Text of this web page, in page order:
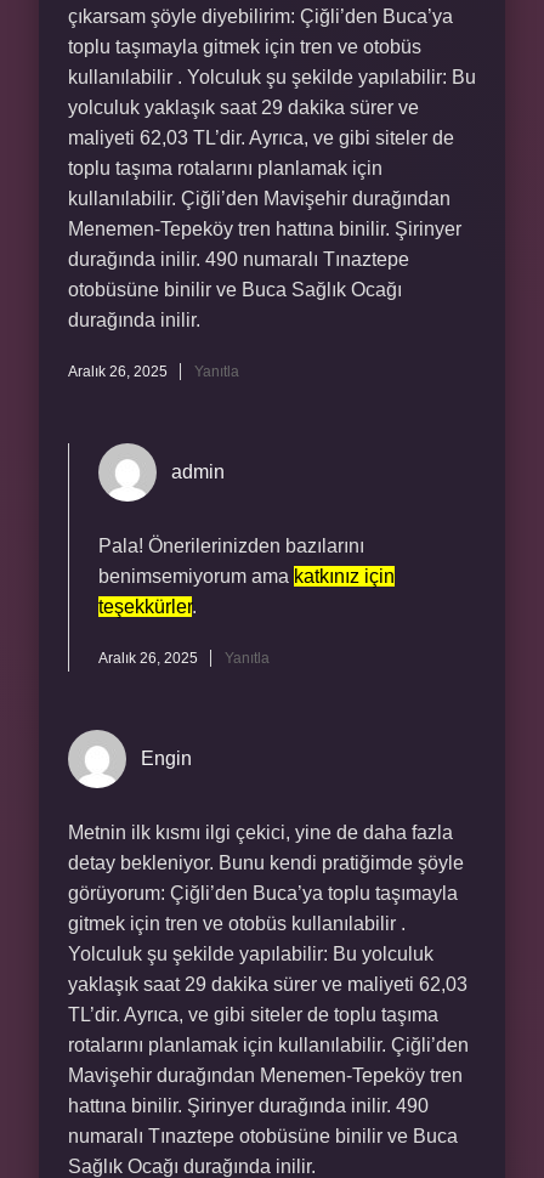
çıkarsam şöyle diyebilirim: Çiğli’den Buca’ya
toplu taşımayla gitmek için tren ve otobüs
kullanılabilir . Yolculuk şu şekilde yapılabilir: Bu
yolculuk yaklaşık saat 29 dakika sürer ve
maliyeti 62,03 TL’dir. Ayrıca, ve gibi siteler de
toplu taşıma rotalarını planlamak için
kullanılabilir. Çiğli’den Mavişehir durağından
Menemen-Tepeköy tren hattına binilir. Şirinyer
durağında inilir. 490 numaralı Tınaztepe
otobüsüne binilir ve Buca Sağlık Ocağı
durağında inilir.
Aralık 26, 2025 Yanıtla
admin
Pala! Önerilerinizden bazılarını
benimsemiyorum ama katkınız için
teşekkürler.
Aralık 26, 2025 Yanıtla
Engin
Metnin ilk kısmı ilgi çekici, yine de daha fazla
detay bekleniyor. Bunu kendi pratiğimde şöyle
görüyorum: Çiğli’den Buca’ya toplu taşımayla
gitmek için tren ve otobüs kullanılabilir .
Yolculuk şu şekilde yapılabilir: Bu yolculuk
yaklaşık saat 29 dakika sürer ve maliyeti 62,03
TL’dir. Ayrıca, ve gibi siteler de toplu taşıma
rotalarını planlamak için kullanılabilir. Çiğli’den
Mavişehir durağından Menemen-Tepeköy tren
hattına binilir. Şirinyer durağında inilir. 490
numaralı Tınaztepe otobüsüne binilir ve Buca
Sağlık Ocağı durağında inilir.